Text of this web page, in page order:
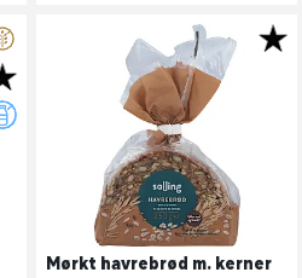
Mørkt havrebrød m. kerner